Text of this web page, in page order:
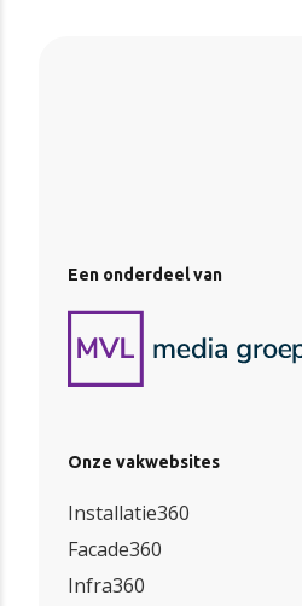
Een onderdeel van
Onze vakwebsites
Installatie360
Facade360
Infra360